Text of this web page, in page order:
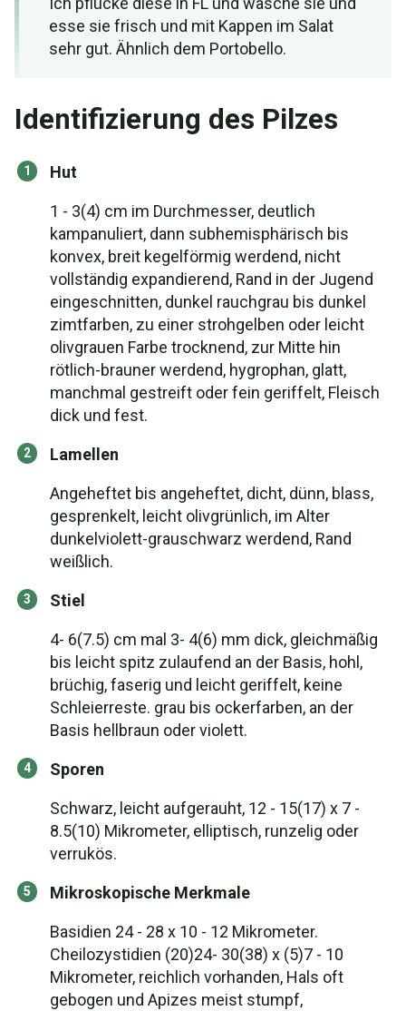
esse sie frisch und mit Kappen im Salat
sehr gut. Ähnlich dem Portobello.
Identifizierung des Pilzes
Hut
1 - 3(4) cm im Durchmesser, deutlich
kampanuliert, dann subhemisphärisch bis
konvex, breit kegelförmig werdend, nicht
vollständig expandierend, Rand in der Jugend
eingeschnitten, dunkel rauchgrau bis dunkel
zimtfarben, zu einer strohgelben oder leicht
olivgrauen Farbe trocknend, zur Mitte hin
rötlich-brauner werdend, hygrophan, glatt,
manchmal gestreift oder fein geriffelt, Fleisch
dick und fest.
Lamellen
Angeheftet bis angeheftet, dicht, dünn, blass,
gesprenkelt, leicht olivgrünlich, im Alter
dunkelviolett-grauschwarz werdend, Rand
weißlich.
Stiel
4- 6(7.5) cm mal 3- 4(6) mm dick, gleichmäßig
bis leicht spitz zulaufend an der Basis, hohl,
brüchig, faserig und leicht geriffelt, keine
Schleierreste. grau bis ockerfarben, an der
Basis hellbraun oder violett.
Sporen
Schwarz, leicht aufgerauht, 12 - 15(17) x 7 -
8.5(10) Mikrometer, elliptisch, runzelig oder
verrukös.
Mikroskopische Merkmale
Basidien 24 - 28 x 10 - 12 Mikrometer.
Cheilozystidien (20)24- 30(38) x (5)7 - 10
Mikrometer, reichlich vorhanden, Hals oft
gebogen und Apizes meist stumpf,